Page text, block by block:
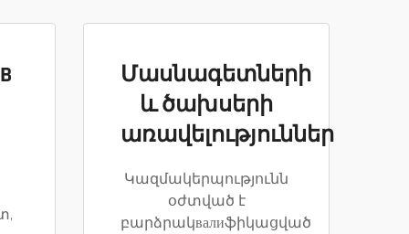
Մասնագետների
և ծախսերի
առավելություններ
Կազմակերպությունն
օժտված է
բարձրակвалиֆիկացված